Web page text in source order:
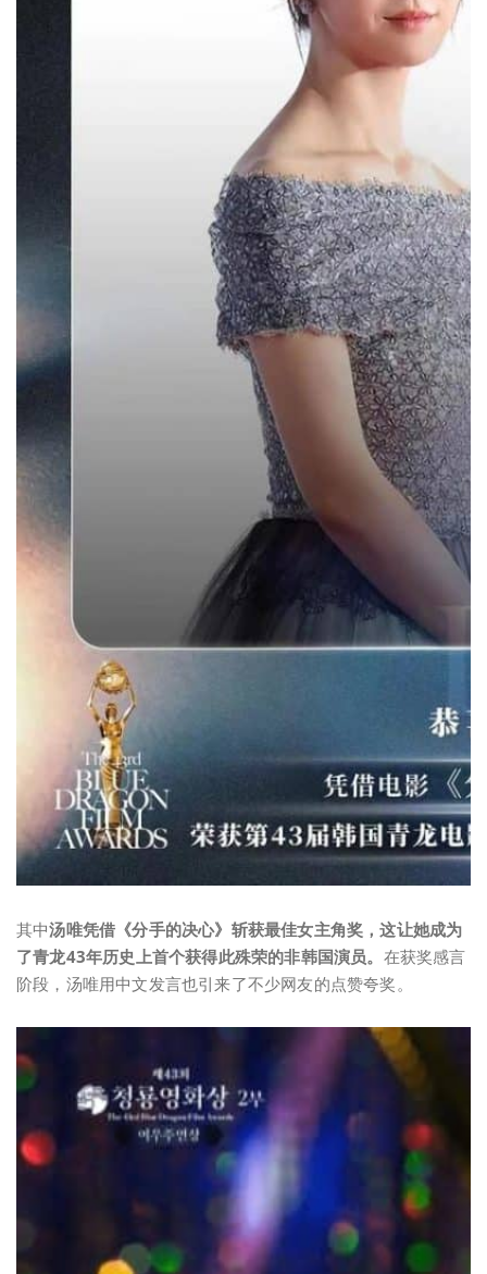
其中汤唯凭借《分手的决心》斩获最佳女主角奖，这让她成为
了青龙43年历史上首个获得此殊荣的非韩国演员。 在获奖感言
阶段，汤唯用中文发言也引来了不少网友的点赞夸奖。